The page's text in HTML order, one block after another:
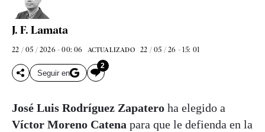
J. F. Lamata
22 / 05 / 2026 - 00: 06 ACTUALIZADO 22 / 05 / 26 - 15: 01
Seguir en
2
José Luis Rodríguez Zapatero ha elegido a
Víctor Moreno Catena para que le defienda en la